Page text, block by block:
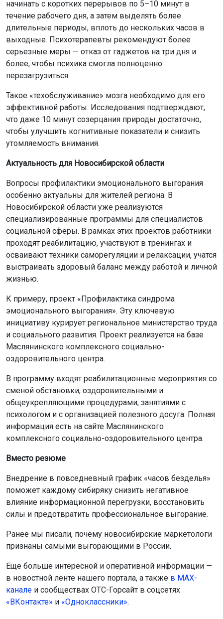
начинать с коротких перерывов по 5–10 минут в
течение рабочего дня, а затем выделять более
длительные периоды, вплоть до нескольких часов в
выходные. Психотерапевты рекомендуют более
серьезные меры — отказ от гаджетов на три дня и
более, чтобы психика смогла полноценно
перезагрузиться.
Такое «техобслуживание» мозга необходимо для его
эффективной работы. Исследования подтверждают,
что даже 10 минут созерцания природы достаточно,
чтобы улучшить когнитивные показатели и снизить
утомляемость внимания.
Актуальность для Новосибирской области
Вопросы профилактики эмоционального выгорания
особенно актуальны для жителей региона. В
Новосибирской области уже реализуются
специализированные программы для специалистов
социальной сферы. В рамках этих проектов работники
проходят реабилитацию, участвуют в тренингах и
осваивают техники саморегуляции и релаксации, учатся
выстраивать здоровый баланс между работой и личной
жизнью.
К примеру, проект «Профилактика синдрома
эмоционального выгорания». Эту ключевую
инициативу курирует региональное министерство труда
и социального развития. Проект реализуется на базе
Маслянинского комплексного социально-
оздоровительного центра.
В программу входят реабилитационные мероприятия со
сменой обстановки, оздоровительными и
общеукрепляющими процедурами, занятиями с
психологом и с организацией полезного досуга. Полная
информация есть на сайте Маслянинского
комплексного социально-оздоровительного центра.
Вместо резюме
Внедрение в повседневный график «часов безделья»
поможет каждому сибиряку снизить негативное
влияние информационной перегрузки, восстановить
силы и предотвратить профессиональное выгорание.
Ранее мы писали, почему новосибирские маркетологи
признаны самыми выгорающими в России.
Ещё больше интересной и оперативной информации —
в новостной ленте нашего портала, а также в МАХ-
канале и сообществах ОТС-Горсайт в соцсетях
«ВКонтакте» и «Одноклассники».